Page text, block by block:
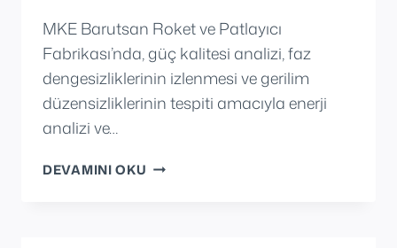
MKE Barutsan Roket ve Patlayıcı
Fabrikası’nda, güç kalitesi analizi, faz
dengesizliklerinin izlenmesi ve gerilim
düzensizliklerinin tespiti amacıyla enerji
analizi ve…
DEVAMINI OKU MKE